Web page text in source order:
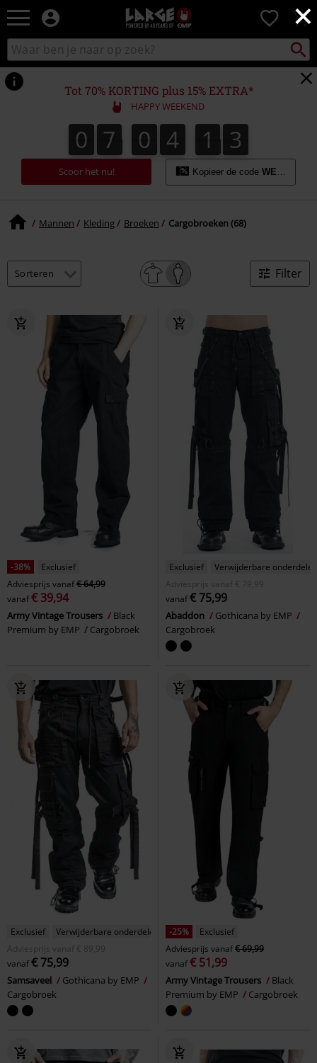
×
Large
–
Muziek-,
en
gaming-
merch
+
alternatieve
kleding
0
Zoek
in
catalogus
zoeken
Tot 70% KORTING plus 15% EXTRA*
HAPPY WEEKEND
0
0 7
7 0
0 4
4 1
1 1
2
1
3
2
Scoor het nu! Kopieer de code WEEKEND
Mannen Kleding Broeken Cargobroeken (68)
Filter
-38%
Exclusief
Adviesprijs vanaf€ 64,99
vanaf€ 39,94
Army Vintage Trousers
Black
Premium by EMP
Cargobroek
Exclusief
Verwijderbare onderdelen
Adviesprijs
vanaf € 79,99
vanaf€ 75,99
Abaddon
Gothicana by EMP
Cargobroek
Exclusief
Verwijderbare onderdelen
Adviesprijs
vanaf € 89,99
vanaf€ 75,99
Samsaveel
Gothicana by EMP
Cargobroek
-25%
Exclusief
Adviesprijs vanaf€ 69,99
vanaf€ 51,99
Army Vintage Trousers
Black
Premium by EMP
Cargobroek